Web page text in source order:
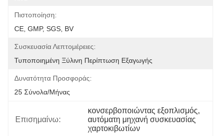
Πιστοποίηση:
CE, GMP, SGS, BV
Συσκευασία Λεπτομέρειες:
Τυποποιημένη Ξύλινη Περίπτωση Εξαγωγής
Δυνατότητα Προσφοράς:
25 Σύνολα/μήνας
Επισημαίνω:
κονσερβοποιώντας εξοπλισμός,
αυτόματη μηχανή συσκευασίας
χαρτοκιβωτίων